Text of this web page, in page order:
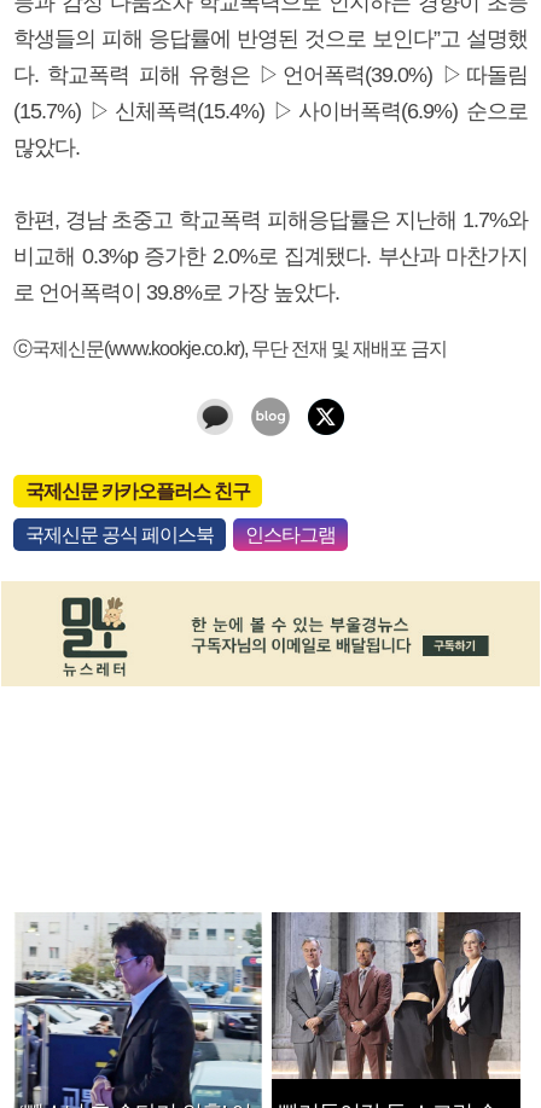
학생들의 피해 응답률에 반영된 것으로 보인다”고 설명했
다. 학교폭력 피해 유형은 ▷언어폭력(39.0%) ▷따돌림
(15.7%) ▷신체폭력(15.4%) ▷사이버폭력(6.9%) 순으로
많았다.
한편, 경남 초중고 학교폭력 피해응답률은 지난해 1.7%와
비교해 0.3%p 증가한 2.0%로 집계됐다. 부산과 마찬가지
로 언어폭력이 39.8%로 가장 높았다.
ⓒ국제신문(www.kookje.co.kr), 무단 전재 및 재배포 금지
국제신문 카카오플러스 친구
국제신문 공식 페이스북 인스타그램